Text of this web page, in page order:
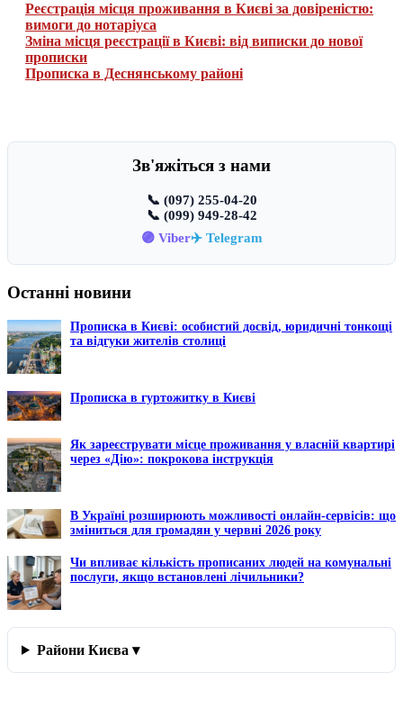
Реєстрація місця проживання в Києві за довіреністю:
вимоги до нотаріуса
Зміна місця реєстрації в Києві: від виписки до нової
прописки
Прописка в Деснянському районі
Зв'яжіться з нами
📞 (097) 255-04-20
📞 (099) 949-28-42
🟣 Viber✈️ Telegram
Останні новини
Прописка в Києві: особистий досвід, юридичні тонкощі
та відгуки жителів столиці
Прописка в гуртожитку в Києві
Як зареєструвати місце проживання у власній квартирі
через «Дію»: покрокова інструкція
В Україні розширюють можливості онлайн-сервісів: що
зміниться для громадян у червні 2026 року
Чи впливає кількість прописаних людей на комунальні
послуги, якщо встановлені лічильники?
Райони Києва ▾